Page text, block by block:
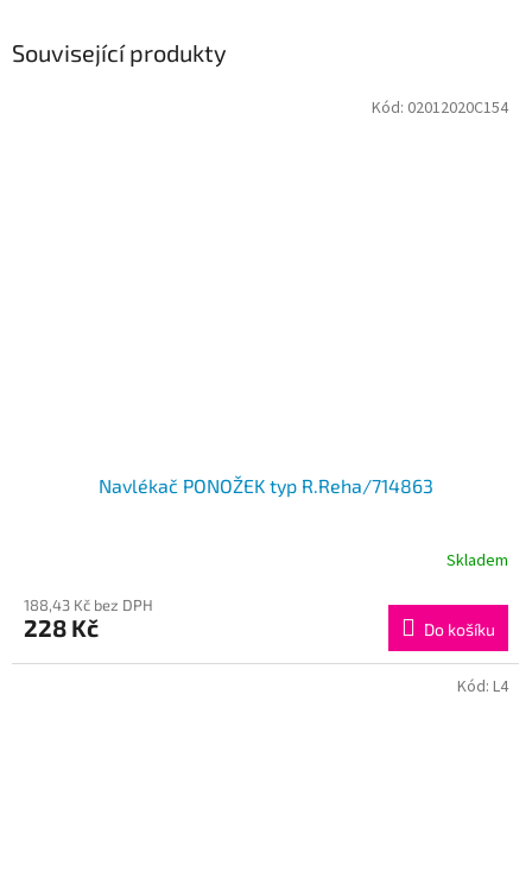
Související produkty
Navlékač PONOŽEK typ R.Reha/714863
Skladem
188,43 Kč bez DPH
228 Kč Do košíku
Kód: 02012020C154
Kód: L4